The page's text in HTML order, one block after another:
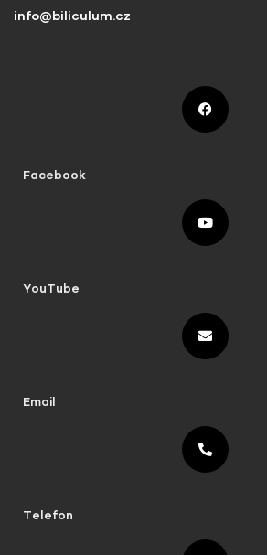
info@biliculum.cz
Facebook
YouTube
Email
Telefon